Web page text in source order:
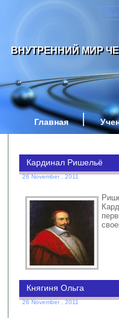
ВНУТРЕННИЙ МИР
Главная
Кардинал Ришельё
26 November , 2011
Княгиня Ольга
26 November , 2011